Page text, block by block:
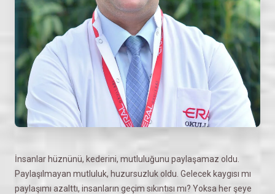
İnsanlar hüznünü, kederini, mutluluğunu paylaşamaz oldu.
Paylaşılmayan mutluluk, huzursuzluk oldu. Gelecek kaygısı mı
paylaşımı azalttı, insanların geçim sıkıntısı mı? Yoksa her şeye